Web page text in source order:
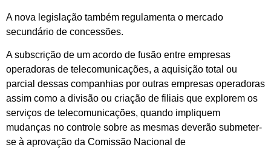
A nova legislação também regulamenta o mercado
secundário de concessões.
A subscrição de um acordo de fusão entre empresas
operadoras de telecomunicações, a aquisição total ou
parcial dessas companhias por outras empresas operadoras
assim como a divisão ou criação de filiais que explorem os
serviços de telecomunicações, quando impliquem
mudanças no controle sobre as mesmas deverão submeter-
se à aprovação da Comissão Nacional de